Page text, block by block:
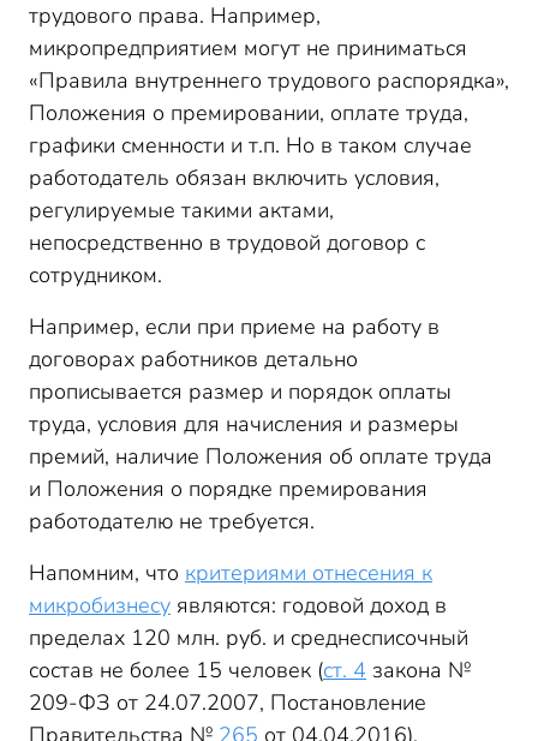
трудового права. Например,
микропредприятием могут не приниматься
«Правила внутреннего трудового распорядка»,
Положения о премировании, оплате труда,
графики сменности и т.п. Но в таком случае
работодатель обязан включить условия,
регулируемые такими актами,
непосредственно в трудовой договор с
сотрудником.
Например, если при приеме на работу в
договорах работников детально
прописывается размер и порядок оплаты
труда, условия для начисления и размеры
премий, наличие Положения об оплате труда
и Положения о порядке премирования
работодателю не требуется.
Напомним, что критериями отнесения к
микробизнесу являются: годовой доход в
пределах 120 млн. руб. и среднесписочный
состав не более 15 человек (ст. 4 закона №
209-ФЗ от 24.07.2007, Постановление
Правительства № 265 от 04.04.2016).